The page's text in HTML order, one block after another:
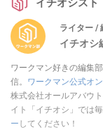
イチオシスト
ライター /
イチオシ
ワークマン好きの編集
信。 ワークマン公式オ
株式会社オールアバウ
イト「イチオシ」では
ー してください！